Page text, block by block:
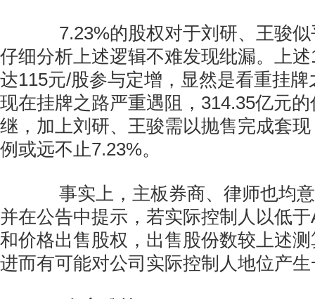
7.23%的股权对于刘研、王骏似
仔细分析上述逻辑不难发现纰漏。上
达115元/股参与定增，显然是看重挂
现在挂牌之路严重遇阻，314.35亿元
继，加上刘研、王骏需以抛售完成套
例或远不止7.23%。
事实上，主板券商、律师也均意
并在公告中提示，若实际控制人以低
和价格出售股权，出售股份数较上述
进而有可能对公司实际控制人地位产